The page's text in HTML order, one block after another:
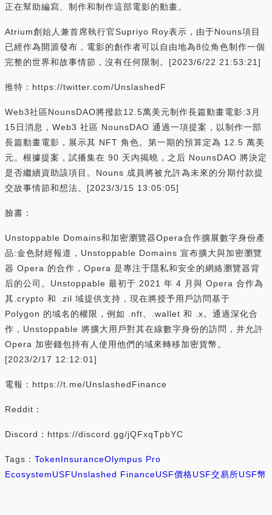
正在幫助編寫、制作和制作這部電影的動畫。
Atrium創始人兼首席執行官Supriyo Roy表示，由于Nouns項目
已經作為開源發布，電影的創作者可以自由地為8位角色制作一個
完整的世界和故事情節，沒有任何限制。[2023/6/22 21:53:21]
推特：https://twitter.com/UnslashedF
Web3社區NounsDAO將撥款12.5萬美元制作長篇動畫電影:3月
15日消息，Web3 社區 NounsDAO 通過一項提案，以制作一部
長篇動畫電影，展示其 NFT 角色。第一期的預算定為 12.5 萬美
元。根據提案，試播集在 90 天內揭曉，之后 NounsDAO 將決定
是否繼續資助該項目。Nouns 成員將被允許為未來的分期付款提
交故事情節和想法。[2023/3/15 13:05:05]
臉書：
Unstoppable Domains和加密瀏覽器Opera合作擴展數字身份產
品:金色財經報道，Unstoppable Domains 宣布擴大與加密瀏覽
器 Opera 的合作，Opera 是專注于隱私和安全的網絡瀏覽器背
后的公司。Unstoppable 最初于 2021 年 4 月與 Opera 合作為
其.crypto 和 .zil 域提供支持，現在將授予用戶訪問基于
Polygon 的域名的權限，例如 .nft、.wallet 和 .x。通過深化合
作，Unstoppable 將擴大用戶對其在線數字身份的訪問，并允許
Opera 加密錢包持有人使用他們的域來轉移加密貨幣。
[2023/2/17 12:12:01]
電報：https://t.me/UnslashedFinance
Reddit：
Discord：https://discord.gg/jQFxqTpbYC
Tags： TokenInsuranceOlympus Pro
EcosystemUSFUnslashed FinanceUSF價格USF交易所USF幣